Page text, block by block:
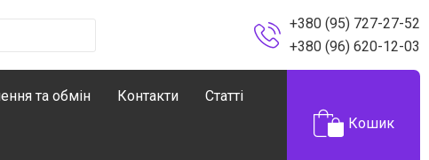
+380 (95) 727-27-52
+380 (96) 620-12-03
та обмін Контакти Статті
Кошик